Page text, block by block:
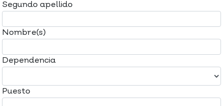
Segundo apellido
Nombre(s)
Dependencia
Puesto